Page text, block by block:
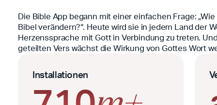
Die Bible App begann mit einer einfachen Frage:
Bibel verändern?“. Heute wird sie in jedem Land der
Herzenssprache mit Gott in Verbindung zu treten.
geteilten Vers wächst die Wirkung von Gottes Wort
Installationen